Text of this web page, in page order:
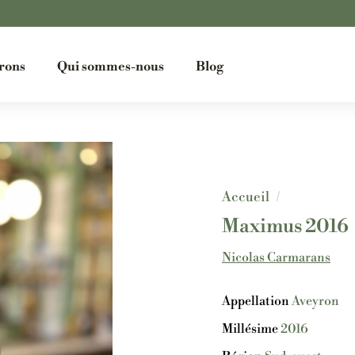
Pause
Qui sommes-nous Blog
Accueil /
Maximus 2016
Nicolas Carmarans
AppellationAveyron
Millésime2016